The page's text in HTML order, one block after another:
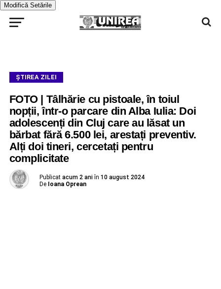
Modifică Setările
ŞTIREA ZILEI
FOTO | Tâlhărie cu pistoale, în toiul
nopții, într-o parcare din Alba Iulia: Doi
adolescenți din Cluj care au lăsat un
bărbat fără 6.500 lei, arestați preventiv.
Alți doi tineri, cercetați pentru
complicitate
Publicat acum 2 ani în 10 august 2024
De Ioana Oprean